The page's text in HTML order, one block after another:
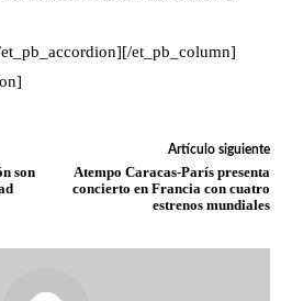
et_pb_column]
son
Artículo siguiente
Atempo Caracas-París presenta
concierto en Francia con cuatro
estrenos mundiales